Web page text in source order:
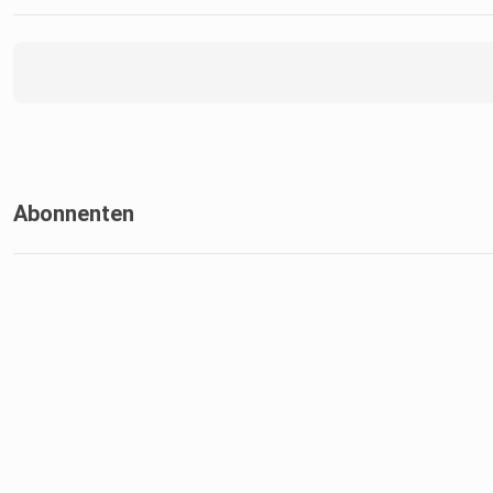
Abonnenten